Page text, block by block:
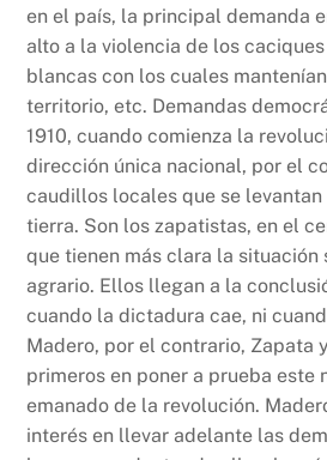
en el país, la principal demanda
alto a la violencia de los
blancas con los cuales
territorio, etc. Demandas
1910, cuando comienza la
dirección única nacional, por el
caudillos locales que se levantan
tierra. Son los zapatistas, en el
que tienen más clara la situación
agrario. Ellos llegan a la
cuando la dictadura cae, ni
Madero, por el contrario, Zapata
primeros en poner a prueba este
emanado de la revolución.
interés en llevar adelante las